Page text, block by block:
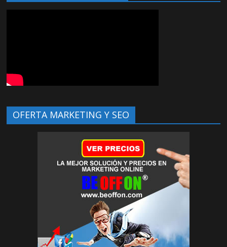
OFERTA MARKETING Y SEO